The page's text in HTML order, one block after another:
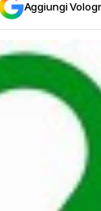
Aggiungi